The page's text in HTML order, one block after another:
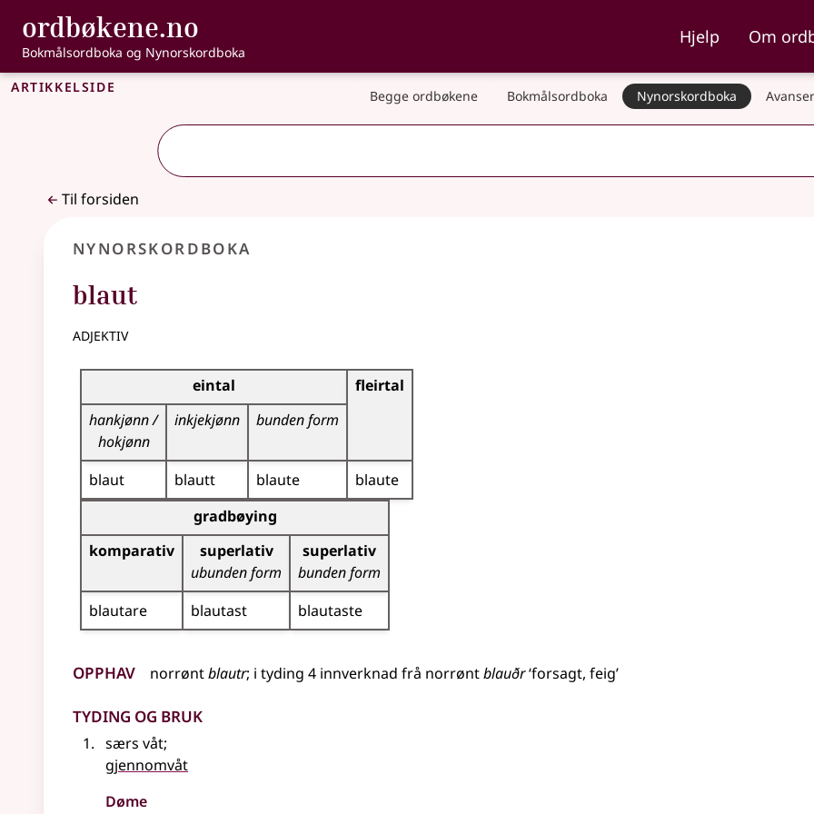
Gå til hovedinnhold
Tilgjengelighet
ordbøkene.no , Bokmålsordboka og Nynorskordboka
Bokmålsordboka og Nynorskordboka
Hjelp Om
Artikkelside Begge ordbøkene Bokmålsordboka Nynorskordboka
Til forsiden
Nynorskordboka
blaut
adjektiv
Bøyningstabell for dette adjektivet
eintal
fleirtal
hankjønn /
hokjønn
inkjekjønn bunden form
blaut blautt blaute
blaute
Bøyningstabell for dette adjektivet (gradbøyning)
gradbøying
komparativ
superlativ
ubunden form
superlativ
bunden form
blautare
blautast blautaste
Opphav norrøntblautr; i tyding 4 innverknad frå norrøntblauðr‘forsagt, feig’
Tyding og bruk
særs våt;
gjennomvåt
Døme